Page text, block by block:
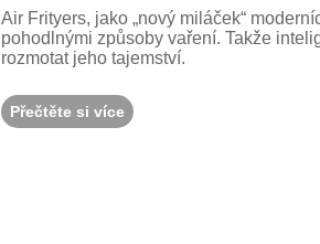
Air Frityers, jako „nový miláček“
pohodlnými způsoby vaření. Takže
rozmotat jeho tajemství.
Přečtěte si více